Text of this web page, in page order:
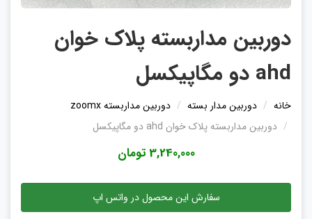
دوربین مداربسته پلاک خوان
ahd دو مگاپیکسل
خانه دوربین مدار بسته
دوربین مداربسته zoomx
دوربین مداربسته پلاک خوان ahd دو مگاپیکسل
3,240,000 تومان
سفارش این محصول در واتس اپ